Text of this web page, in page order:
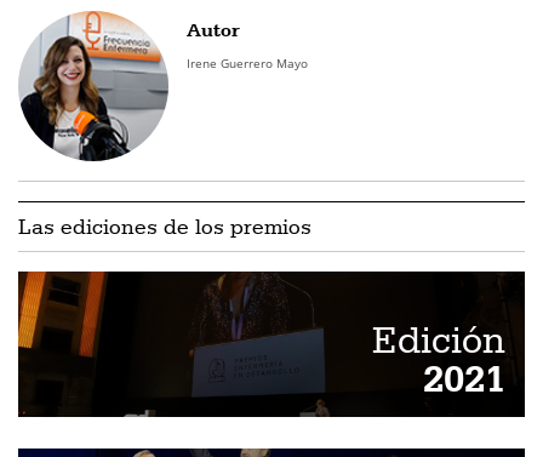
Autor
Irene Guerrero Mayo
Las ediciones de los premios
Edición
2021